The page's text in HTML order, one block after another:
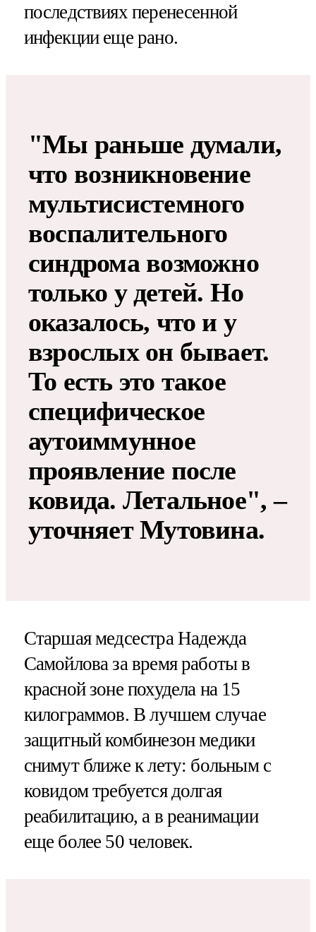
последствиях перенесенной
инфекции еще рано.
"Мы раньше думали,
что возникновение
мультисистемного
воспалительного
синдрома возможно
только у детей. Но
оказалось, что и у
взрослых он бывает.
То есть это такое
специфическое
аутоиммунное
проявление после
ковида. Летальное", –
уточняет Мутовина.
Старшая медсестра Надежда
Самойлова за время работы в
красной зоне похудела на 15
килограммов. В лучшем случае
защитный комбинезон медики
снимут ближе к лету: больным с
ковидом требуется долгая
реабилитацию, а в реанимации
еще более 50 человек.